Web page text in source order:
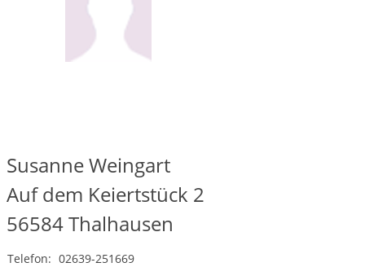
Susanne Weingart
Auf dem Keiertstück 2
56584Thalhausen
Telefon: 02639-251669